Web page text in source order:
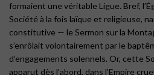
formaient une véritable Ligue. Bref,
Société à la fois laïque et religieuse,
constitutive — le Sermon sur la
s’enrôlait volontairement par le
d’engagements solennels. Or, cette
apparut dès l’abord, dans l’Empire